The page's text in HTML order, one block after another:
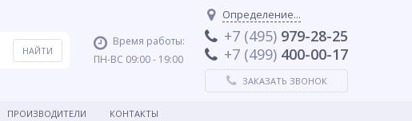
Время работы:
ПН-ВС 09:00 - 19:00
Определение...
+7 (495) 979-28-25
+7 (499) 400-00-17
ЗАКАЗАТЬ ЗВОНОК
ПРОИЗВОДИТЕЛИ КОНТАКТЫ